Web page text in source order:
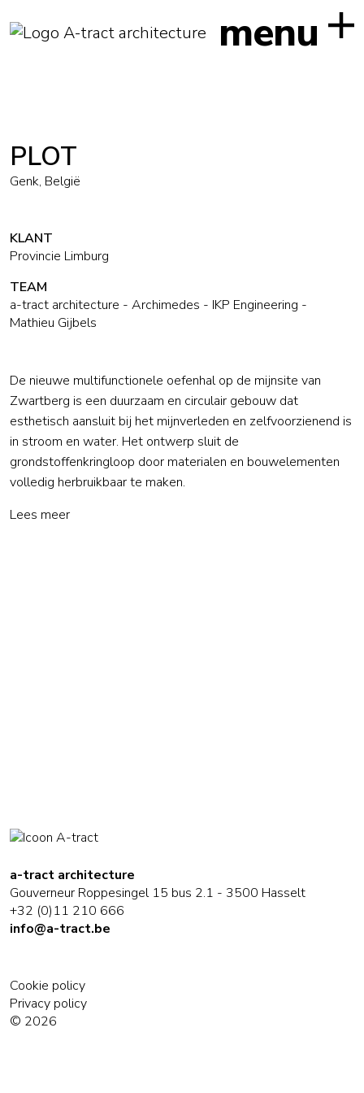
menu
PLOT
Genk, België
KLANT
Provincie Limburg
TEAM
a-tract architecture - Archimedes - IKP Engineering -
Mathieu Gijbels
De nieuwe multifunctionele oefenhal op de mijnsite van
Zwartberg is een duurzaam en circulair gebouw dat
esthetisch aansluit bij het mijnverleden en zelfvoorzienend is
in stroom en water. Het ontwerp sluit de
grondstoffenkringloop door materialen en bouwelementen
volledig herbruikbaar te maken.
Lees meer
a-tract architecture
Gouverneur Roppesingel 15 bus 2.1 - 3500 Hasselt
+32 (0)11 210 666
info@a-tract.be
Cookie policy
Privacy policy
© 2026